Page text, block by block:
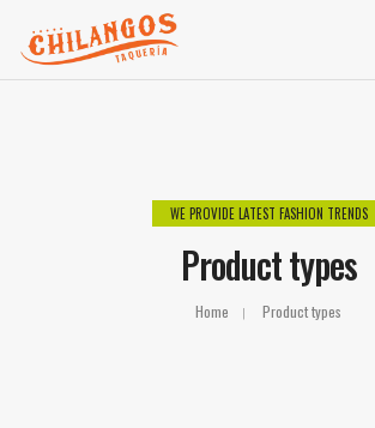
WE PROVIDE LATEST FASHION TRENDS
Product types
Home Product types